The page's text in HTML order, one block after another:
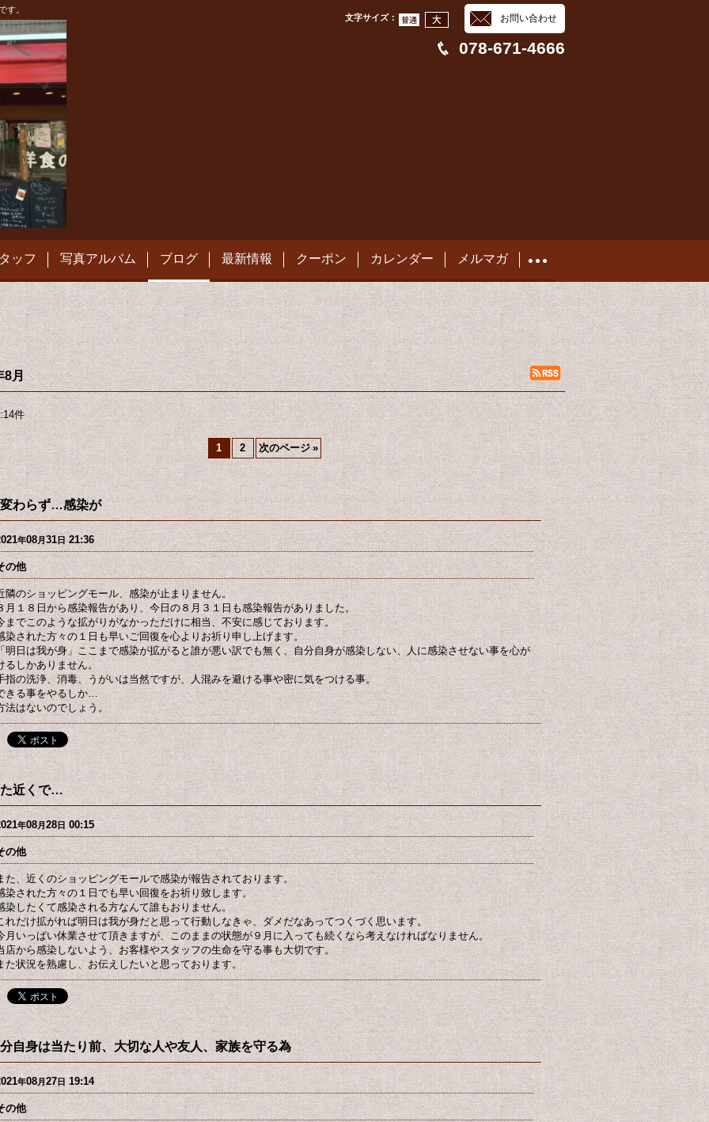
す。
お問い合わせ
文字サイズ：
078-671-4666
ッフ 写真アルバム ブログ 最新情報 クーポン カレンダー メルマガ
8月
:14件
1 2 次のページ »
わらず…感染が
年08月31日 21:36
の他
隣のショッピングモール、感染が止まりません。
月１８日から感染報告があり、今日の８月３１日も感染報告がありました。
までこのような拡がりがなかっただけに相当、不安に感じております。
染された方々の１日も早いご回復を心よりお祈り申し上げます。
明日は我が身」ここまで感染が拡がると誰が悪い訳でも無く、自分自身が感染しない、人に感染させない事を心が
るしかありません。
指の洗浄、消毒、うがいは当然ですが、人混みを避ける事や密に気をつける事。
きる事をやるしか…
法はないのでしょう。
近くで…
年08月28日 00:15
の他
た、近くのショッピングモールで感染が報告されております。
染された方々の１日でも早い回復をお祈り致します。
染したくて感染される方なんて誰もおりません。
れだけ拡がれば明日は我が身だと思って行動しなきゃ、ダメだなあってつくづく思います。
月いっぱい休業させて頂きますが、このままの状態が９月に入っても続くなら考えなければなりません。
店から感染しないよう、お客様やスタッフの生命を守る事も大切です。
た状況を熟慮し、お伝えしたいと思っております。
自身は当たり前、大切な人や友人、家族を守る為
年08月27日 19:14
の他